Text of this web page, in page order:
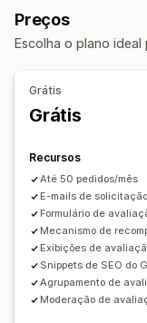
Página de todas as
Highlights de
Filtragem
Solicitações por e-
Pesquisas
Importação e
Sindicação de
Solicitações
Recompensas que
Frete grátis
Recompensas
Preços
Escolha o plano
Grátis
Grátis
Recursos
Até 50 pedidos/mês
E-mails de
Formulário de
Mecanismo de
Exibições de
Snippets de SEO do
Agrupamento de
Moderação de